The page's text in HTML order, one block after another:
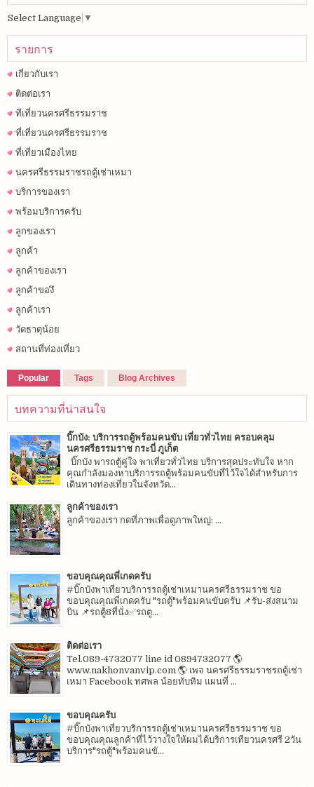
Select Language ▼
รายการ
เกี่ยวกับเรา
ติดต่อเรา
ทีเที่ยวนครศรีธรรมราช
ที่เที่ยวนครศรีธรรมราช
ที่เที่ยวเมืองไทย
นครศรีธรรมราชรถตู้เช่าเหมา
บริการของเรา
พร้อมบริการครับ
ลูกของเรา
ลูกค้า
ลูกค้าของเรา
ลูกค้าของึ
ลูกค้าเรา
วัดธาตุน้อย
สถานที่ท่องเที่ยว
Popular Tags Blog Archives
บทความที่น่าสนใจ
บิ๊กบัง: บริการรถตู้พร้อมคนขับ เที่ยวทั่วไทย ครอบคลุม
นครศรีธรรมราช กระบี่ ภูเก็ต
บิ๊กบัง พารถตู้คู่ใจ พาเที่ยวทั่วไทย บริการสุดประทับใจ หาก
คุณกำลังมองหาบริการรถตู้พร้อมคนขับที่ไว้ใจได้สำหรับการ
เดินทางท่องเที่ยวในจังหวัด...
ลูกค้าของเรา
ลูกค้าของเรา กดที่ภาพเพื่อดูภาพใหญ่: ...
ขอบคุณคุณพี่เกดครับ
#บิ๊กบังพาเที่ยวบริการรถตู้เช่าเหมานครศรีธรรมราช ขอ
ขอบคุณคุณพี่เกดครับ "รถตู้"พร้อมคนขับครับ 📌รับ-ส่งสนาม
บิน 📌รถตู้8ที่นั่ง✅รถตู...
ติดต่อเรา
Tel.089-4732077 line id 0894732077 🌎
www.nakhonvanvip.com 🌎 เพจ นครศรีธรรมราชรถตู้เช่า
เหมา Facebook ทศพล น้อยทับทิม แผนที่ ...
ขอบคุณครับ
#บิ๊กบังพาเที่ยวบริการรถตู้เช่าเหมานครศรีธรรมราช ขอ
ขอบคุณคุณลูกค้าที่ไว้วางใจให้ผมได้บริการเทียวนครศรี 2วัน
บริการ"รถตู้"พร้อมคนขั...